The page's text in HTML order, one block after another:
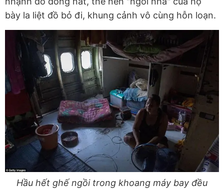
bày la liệt đồ bỏ đi, khung cảnh vô cùng hỗn loạn.
Hầu hết ghế ngồi trong khoang máy bay đều